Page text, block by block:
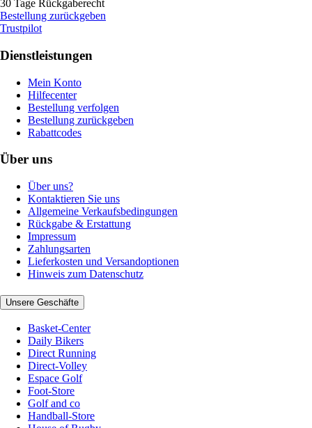
30 Tage Rückgaberecht
Bestellung zurückgeben
Trustpilot
Dienstleistungen
Mein Konto
Hilfecenter
Bestellung verfolgen
Bestellung zurückgeben
Rabattcodes
Über uns
Über uns?
Kontaktieren Sie uns
Allgemeine Verkaufsbedingungen
Rückgabe & Erstattung
Impressum
Zahlungsarten
Lieferkosten und Versandoptionen
Hinweis zum Datenschutz
Unsere Geschäfte
Basket-Center
Daily Bikers
Direct Running
Direct-Volley
Espace Golf
Foot-Store
Golf and co
Handball-Store